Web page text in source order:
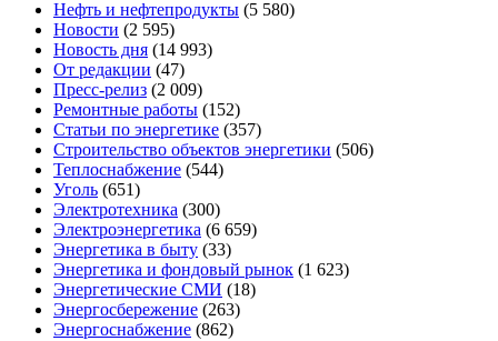
Нефть и нефтепродукты (5 580)
Новости (2 595)
Новость дня (14 993)
От редакции (47)
Пресс-релиз (2 009)
Ремонтные работы (152)
Статьи по энергетике (357)
Строительство объектов энергетики (506)
Теплоснабжение (544)
Уголь (651)
Электротехника (300)
Электроэнергетика (6 659)
Энергетика в быту (33)
Энергетика и фондовый рынок (1 623)
Энергетические СМИ (18)
Энергосбережение (263)
Энергоснабжение (862)